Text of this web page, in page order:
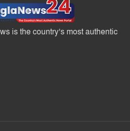
is the country’s most authentic